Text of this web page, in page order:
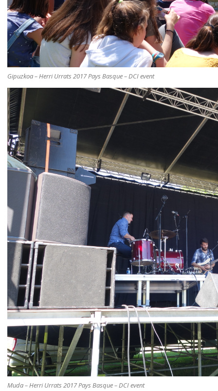
Gipuzkoa – Herri Urrats 2017 Pays Basque – DCI event
Muda – Herri Urrats 2017 Pays Basque – DCI event